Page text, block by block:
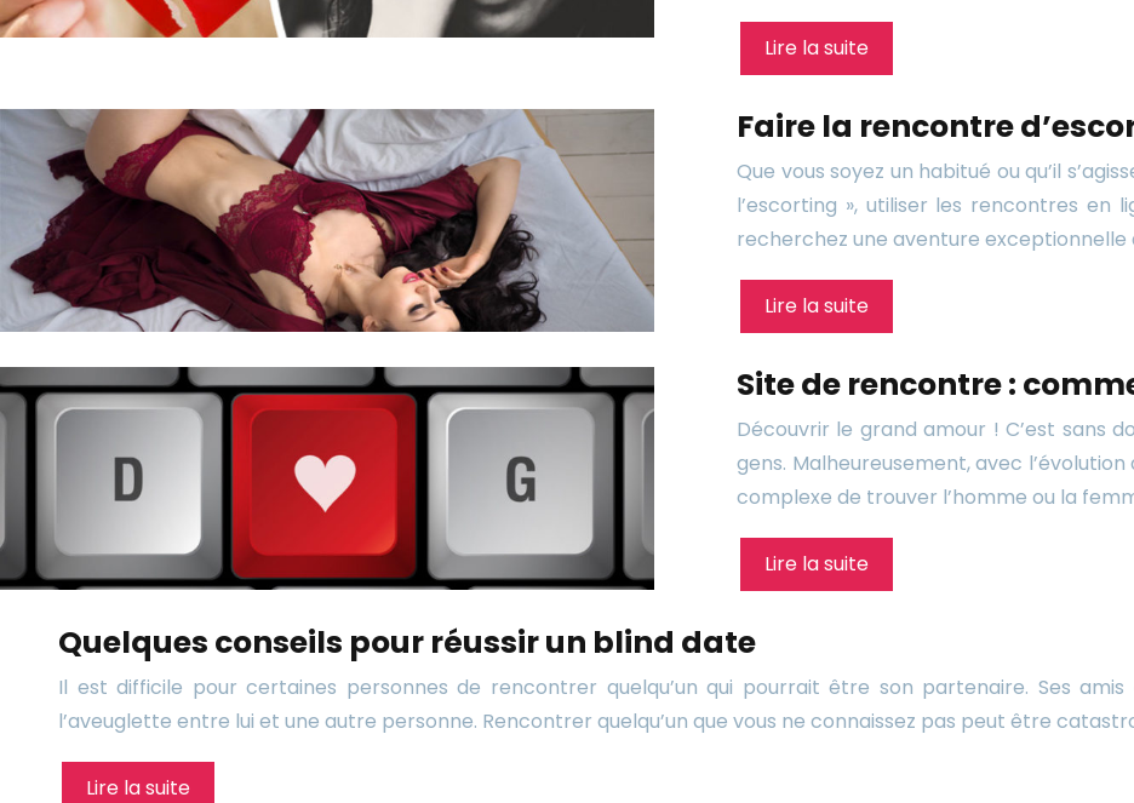
Lire la suite
Faire la rencontre
Que vous soyez un habitué ou qu’il
l’escorting », utiliser les rencontres en
recherchez une aventure
Lire la suite
Site de rencontre :
Découvrir le grand amour ! C’est sans
gens. Malheureusement, avec
complexe de trouver l’homme ou la
Lire la suite
Quelques conseils pour réussir un blind date
Il est difficile pour certaines personnes de rencontrer quelqu’un qui pourrait être son partenaire. Ses
l’aveuglette entre lui et une autre personne. Rencontrer quelqu’un que vous ne connaissez pas peut être
Lire la suite